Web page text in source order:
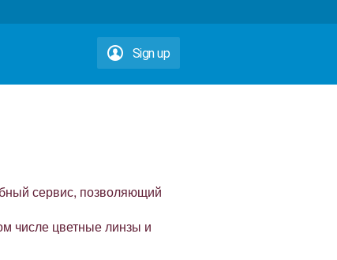
Sign up
сервис, позволяющий
числе цветные линзы и